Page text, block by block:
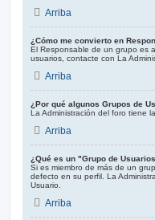
Arriba
¿Cómo me convierto en
El Responsable de un grupo es
usuarios, contacte con La
Arriba
¿Por qué algunos Grupos de
La Administración del foro tiene
Arriba
¿Qué es un "Grupo de
Si es miembro de más de un
defecto en su perfil. La
Usuario.
Arriba